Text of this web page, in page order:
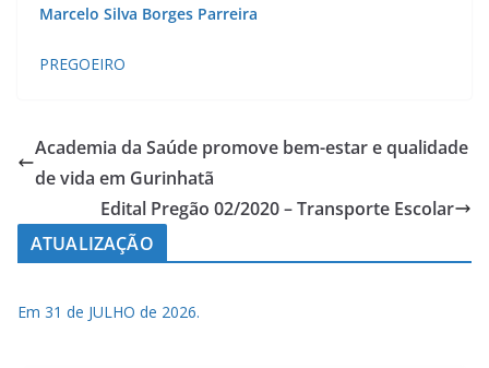
Marcelo Silva Borges Parreira
PREGOEIRO
Academia da Saúde promove bem-estar e qualidade
de vida em Gurinhatã
Edital Pregão 02/2020 – Transporte Escolar
ATUALIZAÇÃO
Em 31 de JULHO de 2026.